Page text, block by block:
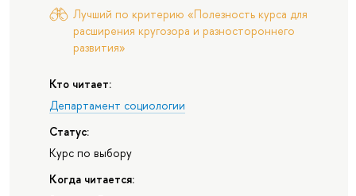
Лучший по критерию «Полезность курса для
расширения кругозора и разностороннего
развития»
Кто читает:
Департамент социологии
Статус:
Курс по выбору
Когда читается: